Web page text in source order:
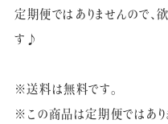
定期便ではありませんので、
す♪
※送料は無料です。
※この商品は定期便ではあり